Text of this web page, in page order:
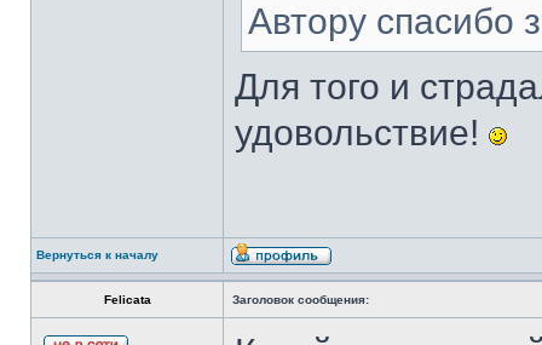
Автору спасибо
Для того и
удовольствие!
Вернуться к началу
Felicata Заголовок сообщения: